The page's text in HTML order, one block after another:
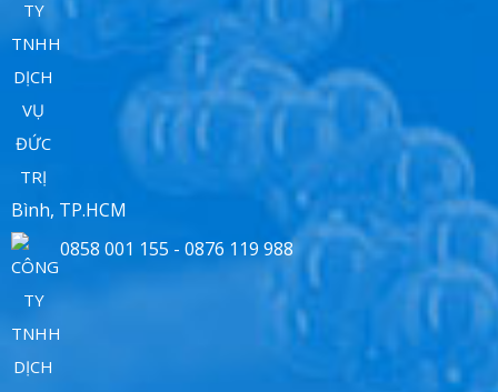
Bình, TP.HCM
0858 001 155 - 0876 119 988